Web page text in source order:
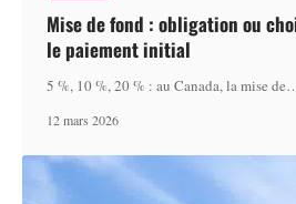
Mise de fond : obligation ou
le paiement initial
5 %, 10 %, 20 % : au Canada, la mise de
12 mars 2026